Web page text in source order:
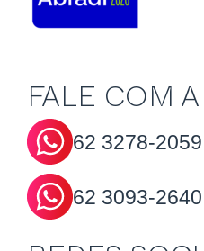
FALE COM A
62 3278-2059
62 3093-2640